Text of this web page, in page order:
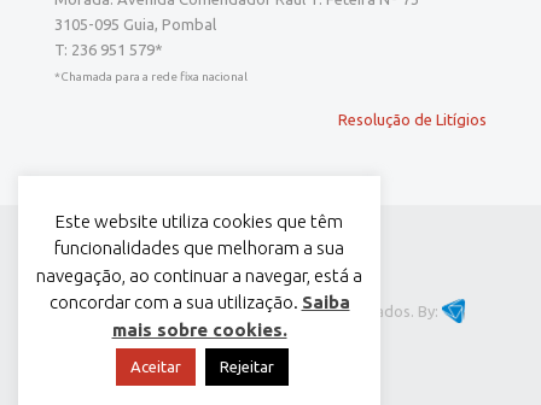
3105-095 Guia, Pombal
T: 236 951 579*
*Chamada para a rede fixa nacional
Resolução de Litígios
© 2025 ZContas - Todos os direitos reservados. By:
Este website utiliza cookies que têm
funcionalidades que melhoram a sua
navegação, ao continuar a navegar, está a
concordar com a sua utilização. Saiba
mais sobre cookies.
Aceitar Rejeitar